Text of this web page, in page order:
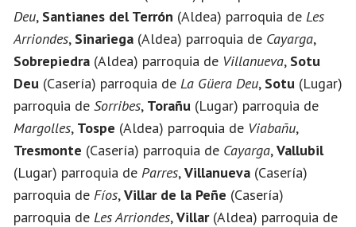
Deu, Santianes del Terrón (Aldea) parroquia de Les
Arriondes, Sinariega (Aldea) parroquia de Cayarga,
Sobrepiedra (Aldea) parroquia de Villanueva, Sotu
Deu (Casería) parroquia de La Güera Deu, Sotu (Lugar)
parroquia de Sorribes, Torañu (Lugar) parroquia de
Margolles, Tospe (Aldea) parroquia de Viabañu,
Tresmonte (Casería) parroquia de Cayarga, Vallubil
(Lugar) parroquia de Parres, Villanueva (Casería)
parroquia de Fíos, Villar de la Peñe (Casería)
parroquia de Les Arriondes, Villar(Aldea) parroquia de